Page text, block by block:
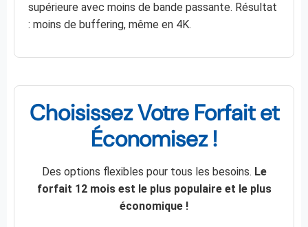
supérieure avec moins de bande passante. Résultat
: moins de buffering, même en 4K.
Choisissez Votre Forfait et
Économisez !
Des options flexibles pour tous les besoins. Le
forfait 12 mois est le plus populaire et le plus
économique !